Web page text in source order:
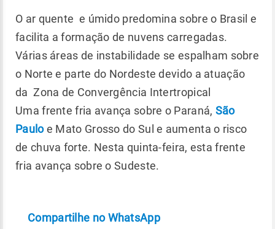
O ar quente e úmido predomina sobre o Brasil e
facilita a formação de nuvens carregadas.
Várias áreas de instabilidade se espalham sobre
o Norte e parte do Nordeste devido a atuação
da Zona de Convergência Intertropical
Uma frente fria avança sobre o Paraná, São
Pauloe Mato Grosso do Sul e aumenta o risco
de chuva forte. Nesta quinta-feira, esta frente
fria avança sobre o Sudeste.
Compartilhe no WhatsApp